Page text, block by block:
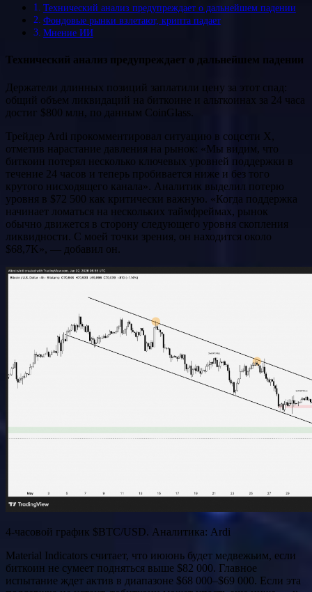
Технический анализ предупреждает о дальнейшем падении
Фондовые рынки взлетают, крипта падает
Мнение ИИ
Технический анализ предупреждает о дальнейшем падении
Держатели длинных позиций заплатили цену за этот спад:
общий объем ликвидаций на биткоине и альткоинах за 24 часа
достиг $800 млн, по данным CoinGlass.
Трейдер Ardi прокомментировал ситуацию в соцсети X,
отметив нарастание давления на рынок: «Мы видим, что
биткоин потерял несколько ключевых уровней поддержки в
течение 24 часов и теперь пробивается ниже и без того
крутого нисходящего канала». Аналитик выделил потерю
уровня в $72 500 как критически важную. «Когда поддержка
начинает ломаться на нескольких таймфреймах, рынок
обычно движется в сторону следующего уровня скопления
ликвидности. С моей точки зрения, он находится около
$68,7K», — добавил он.
4-часовой график $BTC/USD. Аналитика: Ardi
Material Indicators считает, что иююнь будет медвежьим, если
биткоин не сумеет подняться выше $82 000. Главное
испытание ждет актив в диапазоне $68 000–$69 000. Если эта